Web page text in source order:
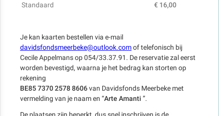
Standaard
€ 16,00
Je kan kaarten bestellen via e-mail
davidsfondsmeerbeke@outlook.comof telefonisch bij
Cecile Appelmans op 054/33.37.91. De reservatie zal eerst
worden bevestigd, waarna je het bedrag kan storten op
rekening
BE85 7370 2578 8606van Davidsfonds Meerbeke met
vermelding van je naam en “Arte Amanti ”.